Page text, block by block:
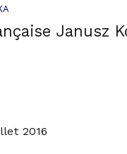
Janusz
2016